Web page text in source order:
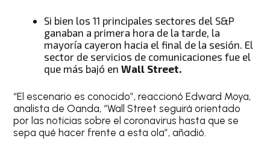
Si bien los 11 principales sectores del S&P
ganaban a primera hora de la tarde, la
mayoría cayeron hacia el final de la sesión. El
sector de servicios de comunicaciones fue el
que más bajó enWall Street.
“El escenario es conocido”, reaccionó Edward Moya,
analista de Oanda, “Wall Street seguirá orientado
por las noticias sobre el coronavirus hasta que se
sepa qué hacer frente a esta ola”, añadió.